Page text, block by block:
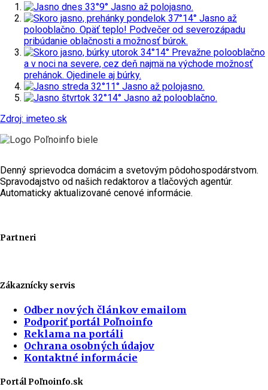
dnes 33°9° Jasno až polojasno.
pondelok 37°14° Jasno až
polooblačno. Opäť teplo! Podvečer od severozápadu
pribúdanie oblačnosti a možnosť búrok.
utorok 34°14° Prevažne polooblačno
a v noci na severe, cez deň najmä na východe možnosť
prehánok. Ojedinele aj búrky.
streda 32°11° Jasno až polojasno.
štvrtok 32°14° Jasno až polooblačno.
Zdroj: imeteo.sk
Denný sprievodca domácim a svetovým pôdohospodárstvom.
Spravodajstvo od našich redaktorov a tlačových agentúr.
Automaticky aktualizované cenové informácie.
Partneri
Zákaznícky servis
Odber nových článkov emailom
Podporiť portál Poľnoinfo
Reklama na portáli
Ochrana osobných údajov
Kontaktné informácie
Portál Poľnoinfo.sk